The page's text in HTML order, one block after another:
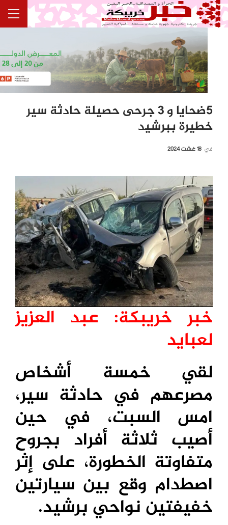
5ضحايا و 3 جرحى حصيلة حادثة سير
خطيرة ببرشيد
في 18 غشت 2024
خبر خريبكة: عبد العزيز
لعبايد
لقي خمسة أشخاص
مصرعهم في حادثة سير،
امس السبت، في حين
أصيب ثلاثة أفراد بجروح
متفاوتة الخطورة، على إثر
اصطدام وقع بين سيارتين
خفيفتين نواحي برشيد.